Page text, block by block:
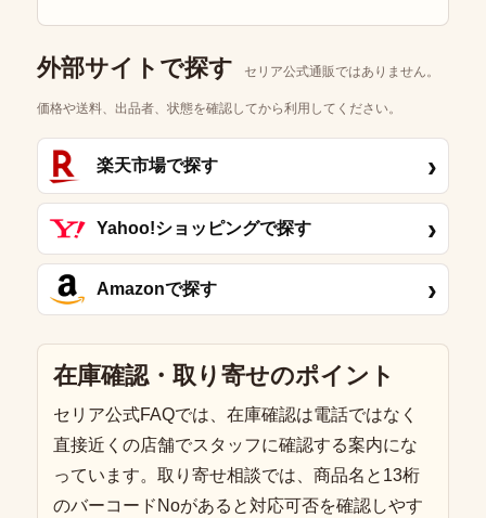
外部サイトで探す セリア公式通販ではありません。
価格や送料、出品者、状態を確認してから利用してください。
楽天市場で探す ›
Yahoo!ショッピングで探す ›
Amazonで探す ›
在庫確認・取り寄せのポイント
セリア公式FAQでは、在庫確認は電話ではなく
直接近くの店舗でスタッフに確認する案内にな
っています。取り寄せ相談では、商品名と13桁
のバーコードNoがあると対応可否を確認しやす